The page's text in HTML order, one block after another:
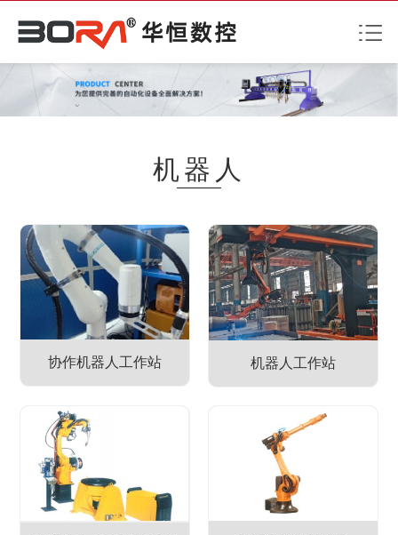
机器人
协作机器人工作站 机器人工作站